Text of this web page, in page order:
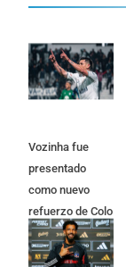
Vozinha fue
presentado
como nuevo
refuerzo de Colo
Colo y promete
dar pelea por el